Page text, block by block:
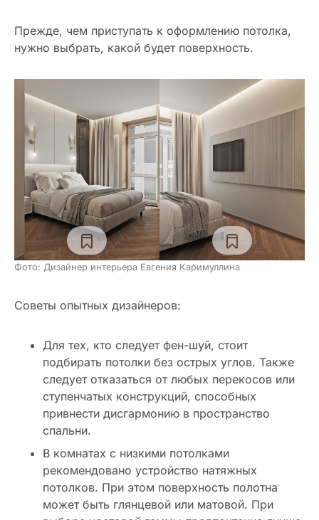
Прежде, чем приступать к оформлению потолка,
нужно выбрать, какой будет поверхность.
Фото: Дизайнер интерьера Евгения Каримуллина
Советы опытных дизайнеров:
Для тех, кто следует фен-шуй, стоит
подбирать потолки без острых углов. Также
следует отказаться от любых перекосов или
ступенчатых конструкций, способных
привнести дисгармонию в пространство
спальни.
В комнатах с низкими потолками
рекомендовано устройство натяжных
потолков. При этом поверхность полотна
может быть глянцевой или матовой. При